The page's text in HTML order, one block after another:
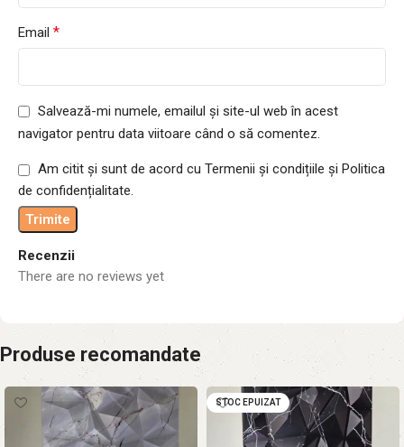
Recenzii
There are no reviews yet
Email *
Salvează-mi numele, emailul și site-ul web în acest
navigator pentru data viitoare când o să comentez.
Am citit și sunt de acord cu Termenii și condițiile și Politica
de confidențialitate.
Produse recomandate
STOC EPUIZAT